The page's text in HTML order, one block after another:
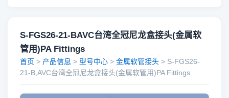
S-FGS26-21-BAVC台湾全冠尼龙盒接头(金属软
管用)PA Fittings
首页 > 产品信息 > 型号中心 > 金属软管接头 > S-FGS26-
21-B,AVC台湾全冠尼龙盒接头(金属软管用)PA Fittings